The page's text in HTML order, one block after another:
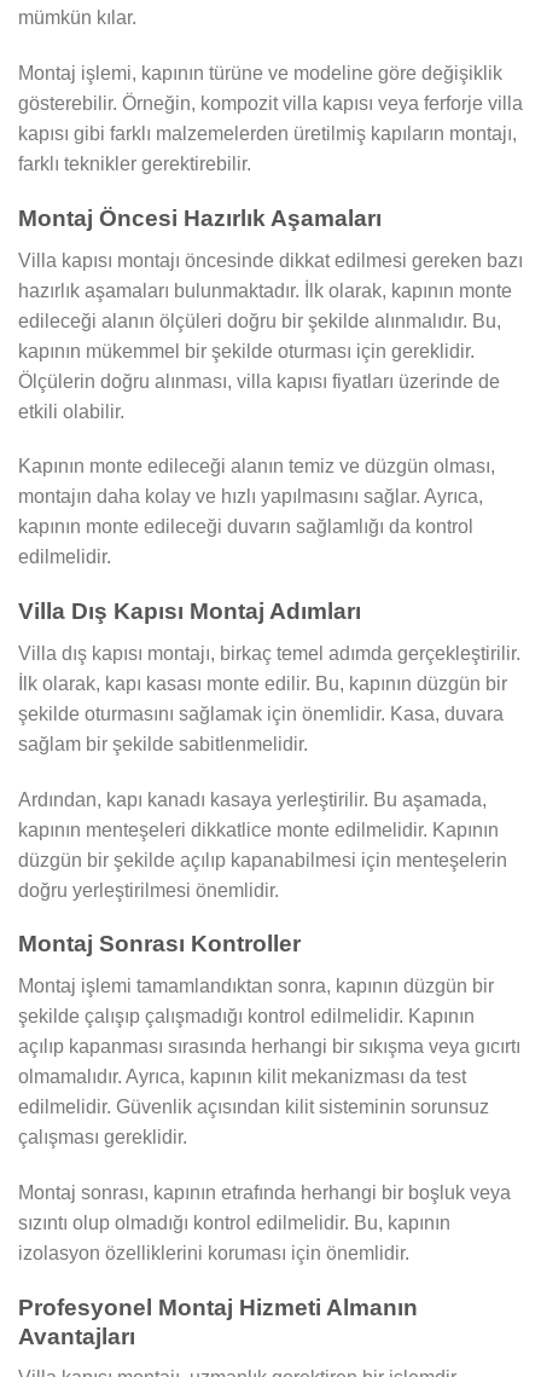
mümkün kılar.
Montaj işlemi, kapının türüne ve modeline göre değişiklik
gösterebilir. Örneğin, kompozit villa kapısı veya ferforje villa
kapısı gibi farklı malzemelerden üretilmiş kapıların montajı,
farklı teknikler gerektirebilir.
Montaj Öncesi Hazırlık Aşamaları
Villa kapısı montajı öncesinde dikkat edilmesi gereken bazı
hazırlık aşamaları bulunmaktadır. İlk olarak, kapının monte
edileceği alanın ölçüleri doğru bir şekilde alınmalıdır. Bu,
kapının mükemmel bir şekilde oturması için gereklidir.
Ölçülerin doğru alınması, villa kapısı fiyatları üzerinde de
etkili olabilir.
Kapının monte edileceği alanın temiz ve düzgün olması,
montajın daha kolay ve hızlı yapılmasını sağlar. Ayrıca,
kapının monte edileceği duvarın sağlamlığı da kontrol
edilmelidir.
Villa Dış Kapısı Montaj Adımları
Villa dış kapısı montajı, birkaç temel adımda gerçekleştirilir.
İlk olarak, kapı kasası monte edilir. Bu, kapının düzgün bir
şekilde oturmasını sağlamak için önemlidir. Kasa, duvara
sağlam bir şekilde sabitlenmelidir.
Ardından, kapı kanadı kasaya yerleştirilir. Bu aşamada,
kapının menteşeleri dikkatlice monte edilmelidir. Kapının
düzgün bir şekilde açılıp kapanabilmesi için menteşelerin
doğru yerleştirilmesi önemlidir.
Montaj Sonrası Kontroller
Montaj işlemi tamamlandıktan sonra, kapının düzgün bir
şekilde çalışıp çalışmadığı kontrol edilmelidir. Kapının
açılıp kapanması sırasında herhangi bir sıkışma veya gıcırtı
olmamalıdır. Ayrıca, kapının kilit mekanizması da test
edilmelidir. Güvenlik açısından kilit sisteminin sorunsuz
çalışması gereklidir.
Montaj sonrası, kapının etrafında herhangi bir boşluk veya
sızıntı olup olmadığı kontrol edilmelidir. Bu, kapının
izolasyon özelliklerini koruması için önemlidir.
Profesyonel Montaj Hizmeti Almanın
Avantajları